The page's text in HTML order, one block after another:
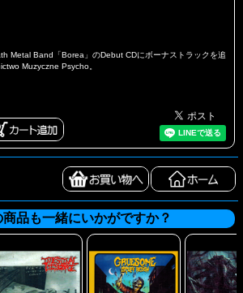
Metal Band「Borea」のDebut CDにボーナストラックを追
Muzyczne Psycho。
商品も一緒にいかがですか？